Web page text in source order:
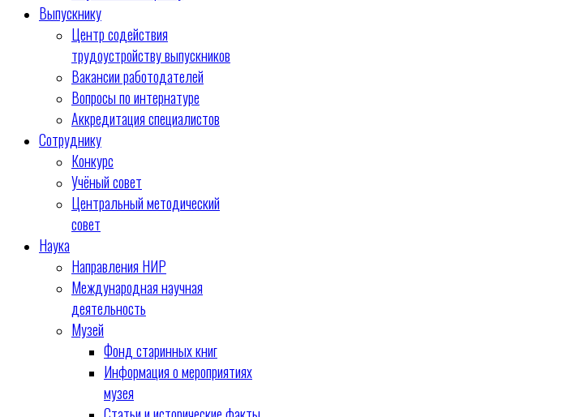
Выпускнику
Центр содействия
трудоустройству выпускников
Вакансии работодателей
Вопросы по интернатуре
Аккредитация специалистов
Сотруднику
Конкурс
Учёный совет
Центральный методический
совет
Наука
Направления НИР
Международная научная
деятельность
Музей
Фонд старинных книг
Информация о мероприятиях
музея